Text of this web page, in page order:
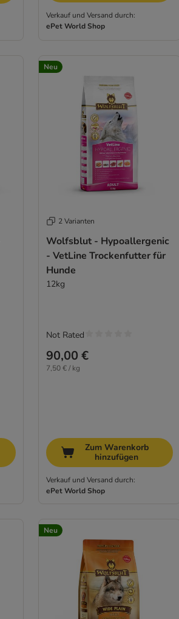
Verkauf und Versand durch:
ePet World Shop
Neu
2 Varianten
Wolfsblut - Hypoallergenic
- VetLine Trockenfutter für
Hunde
12kg
90,00 €
7,50 € / kg
Not Rated
Zum Warenkorb
hinzufügen
Verkauf und Versand durch:
ePet World Shop
Neu